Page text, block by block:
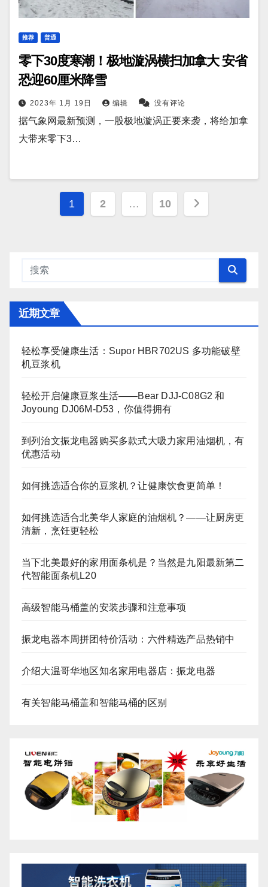
推荐 普通
零下30度寒潮！极地漩涡横扫加拿大 安省
恐迎60厘米降雪
2023年 1月 19日 编辑 没有评论
据气象网最新预测，一股极地漩涡正要来袭，将给加拿
大带来零下3…
文
1 2 … 10
近期文章
轻松享受健康生活：Supor HBR702US 多功能破壁
机豆浆机
轻松开启健康豆浆生活——Bear DJJ‑C08G2 和
Joyoung DJ06M‑D53，你值得拥有
到列治文振龙电器购买多款式大吸力家用油烟机，有
优惠活动
如何挑选适合你的豆浆机？让健康饮食更简单！
如何挑选适合北美华人家庭的油烟机？——让厨房更
清新，烹饪更轻松
当下北美最好的家用面条机是？当然是九阳最新第二
代智能面条机L20
高级智能马桶盖的安装步骤和注意事项
振龙电器本周拼团特价活动：六件精选产品热销中
介绍大温哥华地区知名家用电器店：振龙电器
有关智能马桶盖和智能马桶的区别